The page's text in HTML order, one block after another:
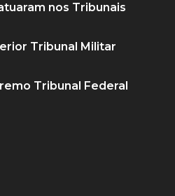
nos Tribunais
Tribunal Militar
Tribunal Federal